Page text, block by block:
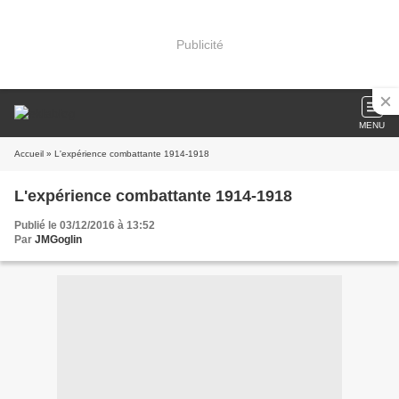
Publicité
MENU
Accueil » L'expérience combattante 1914-1918
L'expérience combattante 1914-1918
Publié le 03/12/2016 à 13:52
Par JMGoglin